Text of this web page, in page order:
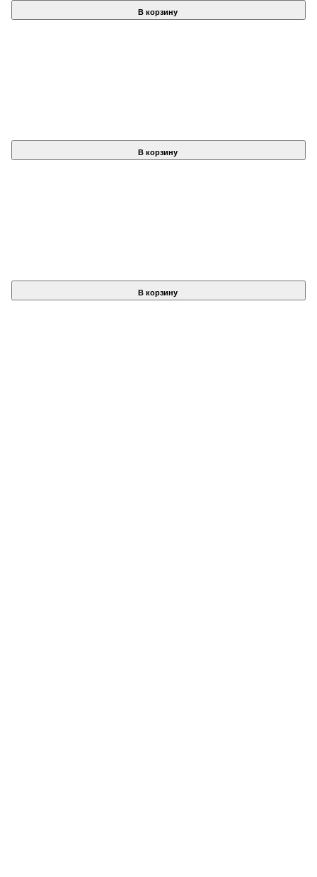
В корзину
В корзину
В корзину